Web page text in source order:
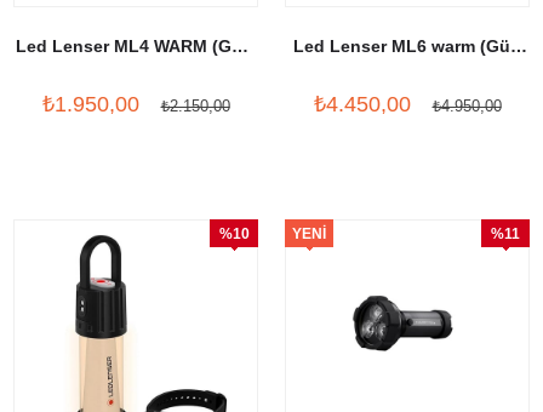
Led Lenser ML4 WARM (GÜN
₺1.950,00 ₺2.150,00
Led Lenser ML6 warm (Gün
₺4.450,00 ₺4.950,00
%10
%11
YENI